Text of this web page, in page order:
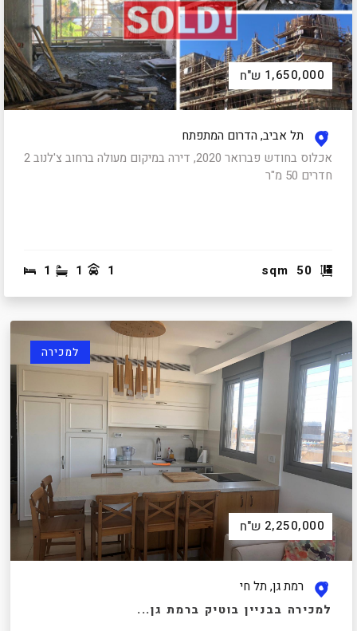
1,650,000 ש"ח
תל אביב, הדרום המתפתח
אכלוס בחודש פברואר 2020, דירה במיקום מעולה ברחוב צ'לנוב 2
חדרים 50 מ"ר
sqm 50
1 1 1
למכירה
2,250,000 ש"ח
רמת גן, תל חי
למכירה בבניין בוטיק ברמת גן...